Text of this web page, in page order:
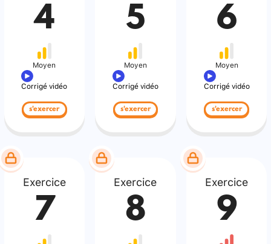
4
Moyen
Corrigé vidéo
s'exercer
5
Moyen
Corrigé vidéo
s'exercer
6
Moyen
Corrigé vidéo
s'exercer
Exercice
7
Exercice
8
Exercice
9